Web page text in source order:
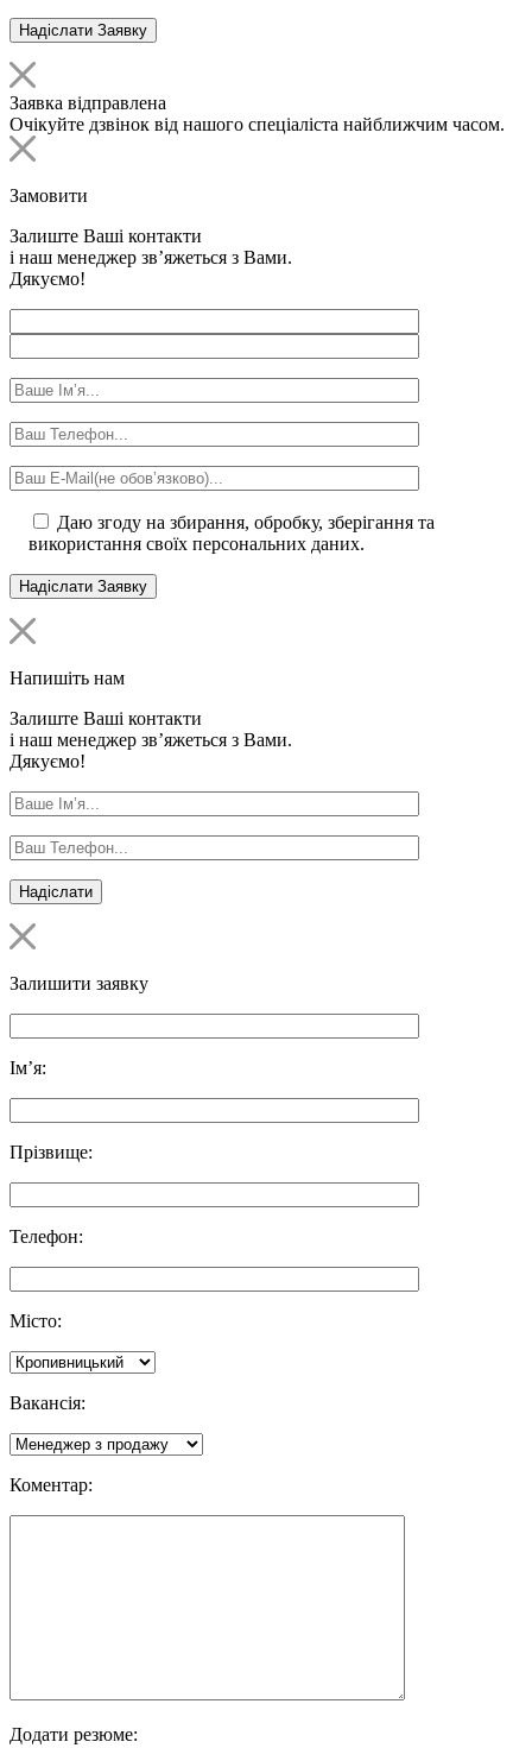
Заявка відправлена
Очікуйте дзвінок від нашого спеціаліста найближчим часом.
Замовити
Залиште Ваші контакти
і наш менеджер зв’яжеться з Вами.
Дякуємо!
Даю згоду на збирання, обробку, зберігання та
використання своїх персональних даних.
Напишіть нам
Залиште Ваші контакти
і наш менеджер зв’яжеться з Вами.
Дякуємо!
Залишити заявку
Ім’я:
Прізвище:
Телефон:
Місто:
Вакансія:
Коментар:
Додати резюме: